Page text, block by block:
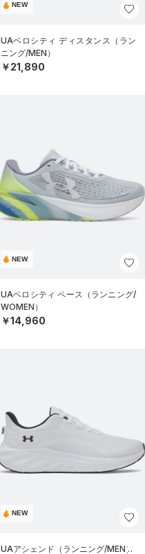
NEW
UAベロシティ ディスタンス（ラン
ニング/MEN）
￥21,890
NEW
UAベロシティ ペース（ランニング/
WOMEN）
￥14,960
NEW
UAアシェンド（ランニング/MEN）